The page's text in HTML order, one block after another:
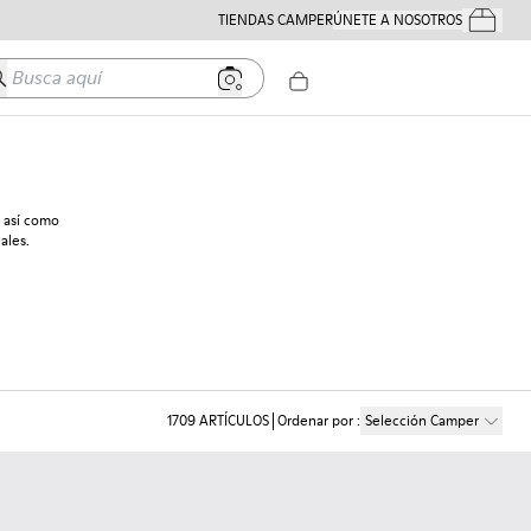
TIENDAS CAMPERÚNETE A NOSOTROSTus
aquí
como
1709ARTÍCULOS Ordenar por: Selección Camper